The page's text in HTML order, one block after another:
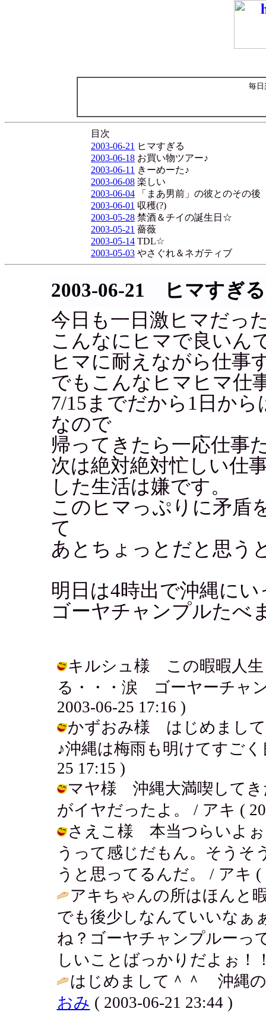
毎日
目次
2003-06-21 ヒマすぎる
2003-06-18 お買い物ツアー♪
2003-06-11 きーめーた♪
2003-06-08 楽しい
2003-06-04 「まあ男前」の彼とのその後
2003-06-01 収穫(?)
2003-05-28 禁酒＆チイの誕生日☆
2003-05-21 薔薇
2003-05-14 TDL☆
2003-05-03 やさぐれ＆ネガティブ
2003-06-21 ヒマすぎる
今日も一日激ヒマだっ
こんなにヒマで良いん
ヒマに耐えながら仕事
でもこんなヒマヒマ仕
7/15までだから1日か
なので
帰ってきたら一応仕事
次は絶対絶対忙しい仕
した生活は嫌です。
このヒマっぷりに矛盾
て
あとちょっとだと思う
明日は4時出で沖縄に
ゴーヤチャンプルたべ
キルシュ様 この暇暇人生
る・・・涙 ゴーヤーチャ
2003-06-25 17:16 )
かずおみ様 はじめまし
♪沖縄は梅雨も明けてすご
25 17:15 )
マヤ様 沖縄大満喫してき
がイヤだったよ。 / アキ (
さえこ様 本当つらいよぉ
うって感じだもん。そうそ
うと思ってるんだ。 / アキ (
アキちゃんの所はほんと
でも後少しなんていいなぁ
ね？ゴーヤチャンプルーっ
しいことばっかりだよぉ！
はじめまして＾＾ 沖縄
おみ ( 2003-06-21 23:44 )